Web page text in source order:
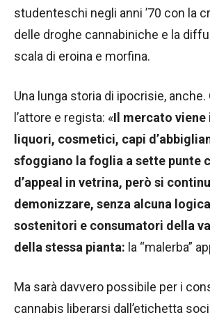
studenteschi negli anni ’70 con la
delle droghe cannabiniche e la
scala di eroina e morfina.
Una lunga storia di ipocrisie, anche.
l’attore e regista: «Il mercato viene
liquori, cosmetici, capi
sfoggiano la foglia a sette punte
d’appeal in vetrina, però si
demonizzare, senza alcuna
sostenitori e consumatori della
della stessa pianta: la “malerba”
Ma sarà davvero possibile per i
cannabis liberarsi dall’etichetta